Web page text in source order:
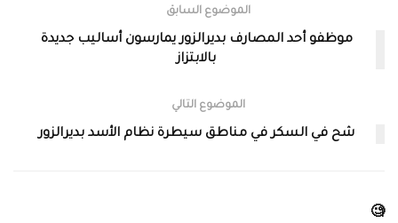
الموضوع السابق
موظفو أحد المصارف بديرالزور يمارسون أساليب جديدة
بالابتزاز
الموضوع التالي
شح في السكر في مناطق سيطرة نظام الأسد بديرالزور
🧐